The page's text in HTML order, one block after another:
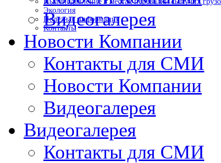
Экология
Полезная информация
Контакты
Видеогалерея
Новости Компании
Контакты для СМИ
Новости Компании
Видеогалерея
Видеогалерея
Контакты для СМИ